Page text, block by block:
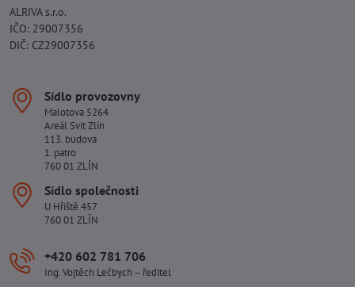
ALRIVA s.r.o.
IČO: 29007356
DIČ: CZ29007356
Sídlo provozovny
Malotova 5264
Areál Svit Zlín
113. budova
1. patro
760 01 ZLÍN
Sídlo společnosti
U Hřiště 457
760 01 ZLÍN
+420 602 781 706
Ing. Vojtěch Lečbych – ředitel